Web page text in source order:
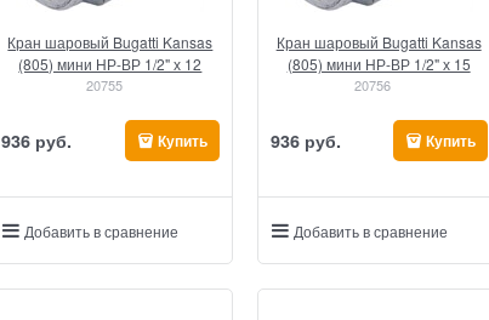
Кран шаровый Bugatti Kansas
(805) мини НР-ВР 1/2" х 12
20755
936 руб. Купить
Добавить в сравнение
Кран шаровый Bugatti Kansas
(805) мини НР-ВР 1/2" х 15
20756
936 руб. Купить
Добавить в сравнение